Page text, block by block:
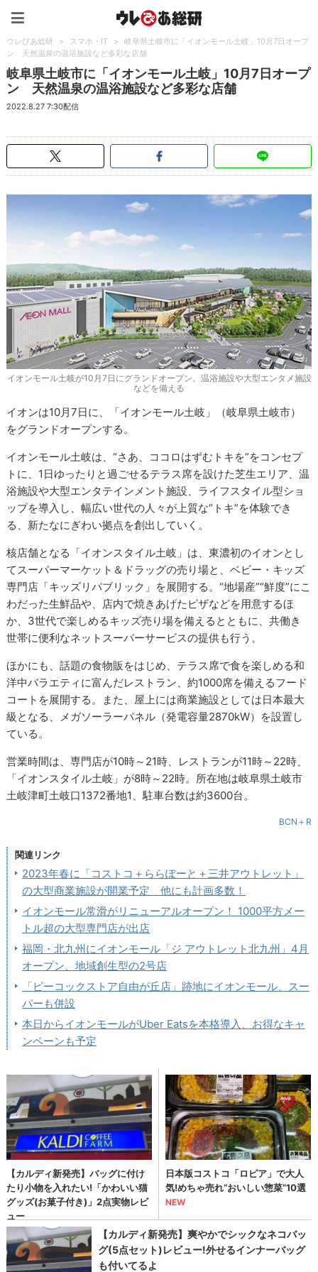
ウレぴあ総研 > スマホ・IT >
岐阜県土岐市に「イオンモール土岐」10月7日オープ
ン 天然温泉の温浴施設など多彩な店舗
岐阜県土岐市に「イオンモール土岐」10月7日オープ
ン 天然温泉の温浴施設など多彩な店舗
2022.8.27 7:30配信
イオンモール土岐が10月7日にグランドオープン。温浴施設や大型エンタメ施設
などを備える
イオンは10月7日に、「イオンモール土岐」（岐阜県土岐市）
をグランドオープンする。
イオンモール土岐は、“さあ、ココロはずむトキを”をコンセプ
トに、1日ゆったりと過ごせるテラス席を設けた芝生エリア、温
浴施設や大型エンタテインメント施設、ライフスタイル型ショ
ップを導入し、幅広い世代の人々が上質な“トキ”を体験でき
る、新たなにぎわい拠点を創出していく。
核店舗となる「イオンスタイル土岐」は、東濃初のイオンとし
てスーパーマーケット＆ドラッグの売り場と、ベビー・キッズ
専門店「キッズリパブリック」を展開する。“地場産”“鮮度”にこ
わだった生鮮品や、店内で焼きあげたピザなどを用意するほ
か、3世代で楽しめるキッズ売り場を備えるとともに、共働き
世帯に便利なネットスーパーサービスの提供も行う。
ほかにも、話題の食物販をはじめ、テラス席で食を楽しめる和
洋中バラエティに富んだレストラン、約1000席を備えるフード
コートを展開する。また、屋上には商業施設としては日本最大
級となる、メガソーラーパネル（発電容量2870kW）を設置し
ている。
営業時間は、専門店が10時～21時、レストランが11時～22時、
「イオンスタイル土岐」が8時～22時。所在地は岐阜県土岐市
土岐津町土岐口1372番地1、駐車台数は約3600台。
BCN＋R
関連リンク
2023年春に「コストコ＋ららぽーと＋三井アウトレット」
の大型商業施設が開業予定 他にも計画多数！
イオンモール常滑がリニューアルオープン！ 1000平方メー
トル超の大型専門店が出店
福岡・北九州にイオンモール「ジ アウトレット北九州」4月
オープン、地域創生型の2号店
「ピーコックストア自由が丘店」跡地にイオンモール、スー
パーも併設
本日からイオンモールがUber Eatsを本格導入、お得なキャ
ンペーンも予定